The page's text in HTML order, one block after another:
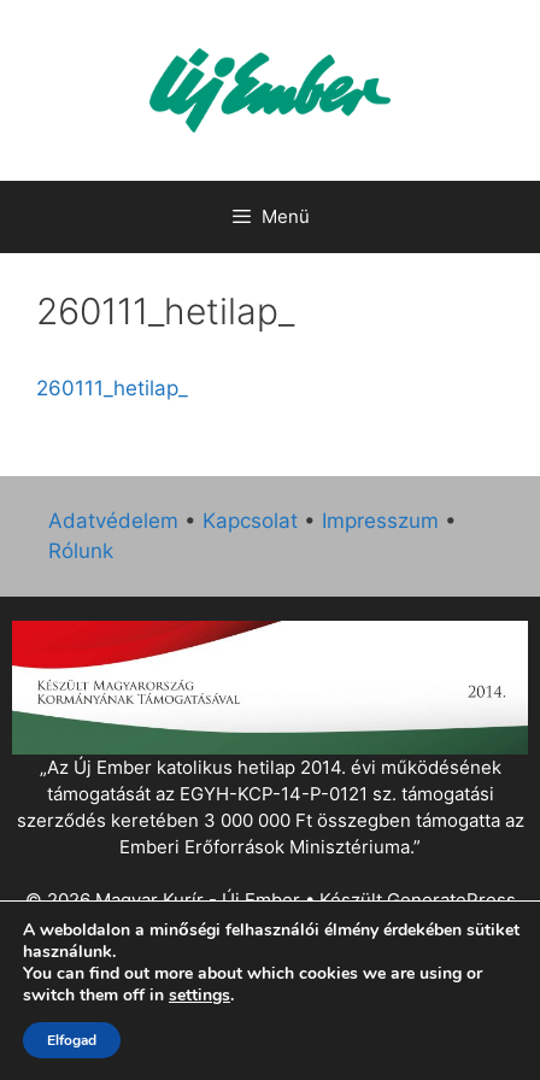
Menü
260111_hetilap_
260111_hetilap_
Adatvédelem • Kapcsolat • Impresszum •
Rólunk
„Az Új Ember katolikus hetilap 2014. évi működésének
támogatását az EGYH-KCP-14-P-0121 sz. támogatási
szerződés keretében 3 000 000 Ft összegben támogatta az
Emberi Erőforrások Minisztériuma.”
© 2026 Magyar Kurír - Új Ember• KészültGeneratePress
A weboldalon a minőségi felhasználói élmény érdekében sütiket
használunk.
You can find out more about which cookies we are using or
switch them off in settings.
Elfogad